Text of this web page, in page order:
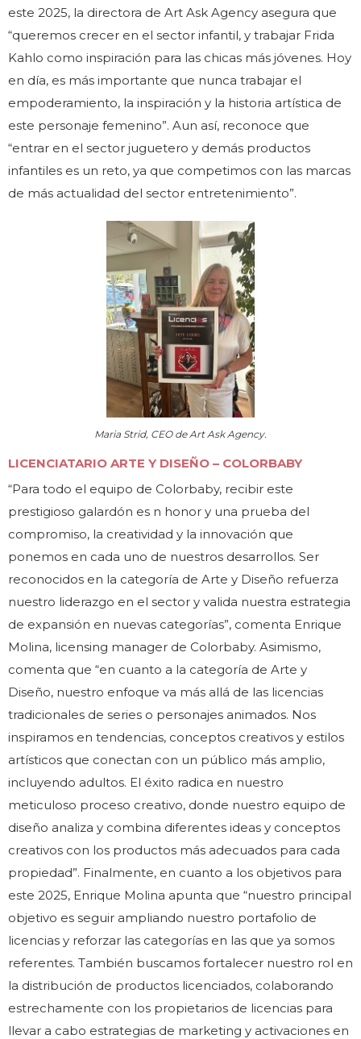
este 2025, la directora de Art Ask Agency asegura que
“queremos crecer en el sector infantil, y trabajar Frida
Kahlo como inspiración para las chicas más jóvenes. Hoy
en día, es más importante que nunca trabajar el
empoderamiento, la inspiración y la historia artística de
este personaje femenino”. Aun así, reconoce que
“entrar en el sector juguetero y demás productos
infantiles es un reto, ya que competimos con las marcas
de más actualidad del sector entretenimiento”.
Maria Strid, CEO de Art Ask Agency.
LICENCIATARIO ARTE Y DISEÑO – COLORBABY
“Para todo el equipo de Colorbaby, recibir este
prestigioso galardón es n honor y una prueba del
compromiso, la creatividad y la innovación que
ponemos en cada uno de nuestros desarrollos. Ser
reconocidos en la categoría de Arte y Diseño refuerza
nuestro liderazgo en el sector y valida nuestra estrategia
de expansión en nuevas categorías”, comenta Enrique
Molina, licensing manager de Colorbaby. Asimismo,
comenta que “en cuanto a la categoría de Arte y
Diseño, nuestro enfoque va más allá de las licencias
tradicionales de series o personajes animados. Nos
inspiramos en tendencias, conceptos creativos y estilos
artísticos que conectan con un público más amplio,
incluyendo adultos. El éxito radica en nuestro
meticuloso proceso creativo, donde nuestro equipo de
diseño analiza y combina diferentes ideas y conceptos
creativos con los productos más adecuados para cada
propiedad”. Finalmente, en cuanto a los objetivos para
este 2025, Enrique Molina apunta que “nuestro principal
objetivo es seguir ampliando nuestro portafolio de
licencias y reforzar las categorías en las que ya somos
referentes. También buscamos fortalecer nuestro rol en
la distribución de productos licenciados, colaborando
estrechamente con los propietarios de licencias para
llevar a cabo estrategias de marketing y activaciones en